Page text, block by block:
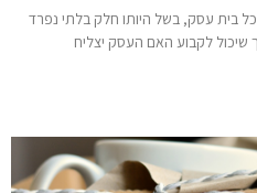
בית עסק, בשל היותו חלק בלתי נפרד
לקבוע האם העסק יצליח